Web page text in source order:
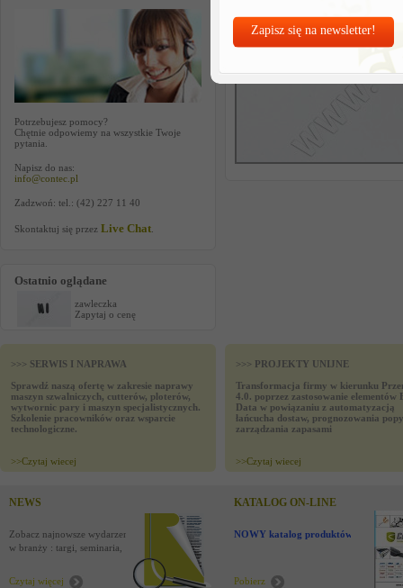
Zapisz się na newsletter!
Potrzebujesz pomocy?
Chętnie odpowiemy na wszystkie Twoje
pytania.
Napisz do nas:
info@contec.pl
Zadzwoń: tel.: (42) 227 11 40
Skontaktuj się przez Live Chat
Ostatnio oglądane
zawleczka
Zapytaj o cenę
>>> SERWIS I NAPRAWA
Sprawdź naszą ofertę w zakresie naprawy
maszyn szwalniczych, cutterów, ploterów,
wytwornic pary i maszyn specjalistycznych.
Szkolenie pracowników oraz wsparcie
technologiczne.
>>Czytaj wiecej
>>> PROJEKTY UNIJNE
Transformacja firmy w kierunku
4.0. poprzez zastosowanie elementów
Data w powiązaniu z automatyzacją
łańcucha dostaw, prognozowania
zarządzania zapasami
>>Czytaj wiecej
NEWS
Zobacz najnowsze wydarzenia
w branży : targi, seminaria,
Czytaj więcej
KATALOG ON-LINE
NOWY katalog produktów !
Pobierz